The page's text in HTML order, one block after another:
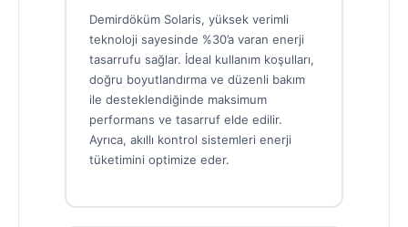
Demirdöküm Solaris, yüksek verimli
teknoloji sayesinde %30’a varan enerji
tasarrufu sağlar. İdeal kullanım koşulları,
doğru boyutlandırma ve düzenli bakım
ile desteklendiğinde maksimum
performans ve tasarruf elde edilir.
Ayrıca, akıllı kontrol sistemleri enerji
tüketimini optimize eder.